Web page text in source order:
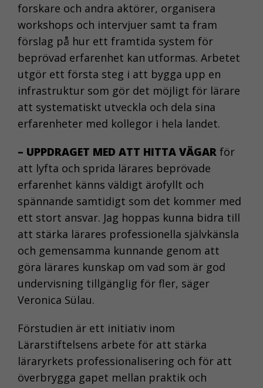
forskare och andra aktörer, organisera
workshops och intervjuer samt ta fram
förslag på hur ett framtida system för
beprövad erfarenhet kan utformas. Arbetet
utgör ett första steg i att bygga upp en
infrastruktur som gör det möjligt för lärare
att systematiskt utveckla och dela sina
erfarenheter med kollegor i hela landet.
– UPPDRAGET MED ATT HITTA VÄGAR för
att lyfta och sprida lärares beprövade
erfarenhet känns väldigt ärofyllt och
spännande samtidigt som det kommer med
ett stort ansvar. Jag hoppas kunna bidra till
att stärka lärares professionella självkänsla
och gemensamma kunnande genom att
göra lärares kunskap om vad som är god
undervisning tillgänglig för fler, säger
Veronica Sülau.
Förstudien är ett initiativ inom
Lärarstiftelsens arbete för att stärka
läraryrkets professionalisering och för att
överbrygga gapet mellan praktik och